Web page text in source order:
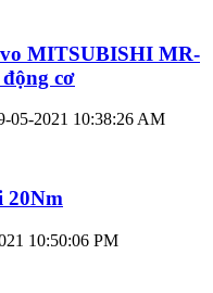
MITSUBISHI MR-
cơ
05-2021 10:38:26 AM
20Nm
10:50:06 PM